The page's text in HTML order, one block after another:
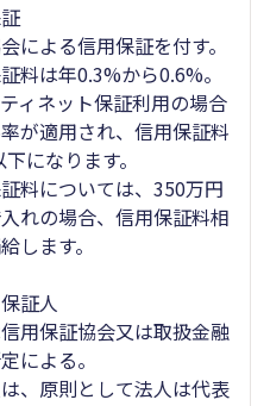
による信用保証を付す。
料は年0.3%から0.6%。
ィネット保証利用の場合
が適用され、信用保証料
になります。
料については、350万円
れの場合、信用保証料相
します。
証人
用保証協会又は取扱金融
による。
は、原則として法人は代表